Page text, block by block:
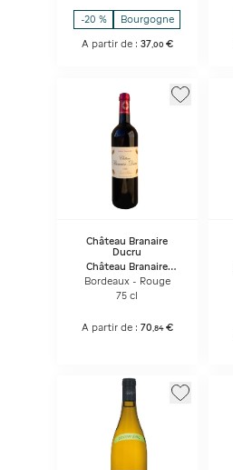
-20 % Bourgogne
A partir de : 37 00 €
Château Branaire
Ducru
Château Branaire
Ducru
Bordeaux - Rouge
75 cl
A partir de : 70 84 €